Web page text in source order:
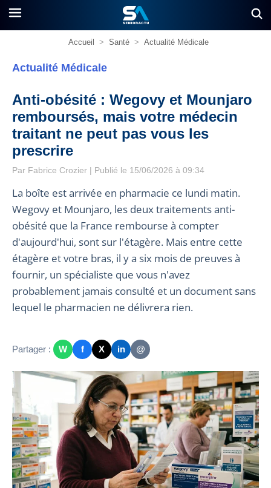
Accueil > Santé > Actualité Médicale
Actualité Médicale
Anti-obésité : Wegovy et Mounjaro
remboursés, mais votre médecin
traitant ne peut pas vous les
prescrire
Par Fabrice Crozier | Publié le 15/06/2026 à 09:34
La boîte est arrivée en pharmacie ce lundi matin.
Wegovy et Mounjaro, les deux traitements anti-
obésité que la France rembourse à compter
d'aujourd'hui, sont sur l'étagère. Mais entre cette
étagère et votre bras, il y a six mois de preuves à
fournir, un spécialiste que vous n'avez
probablement jamais consulté et un document sans
lequel le pharmacien ne délivrera rien.
Partager : W f X in @